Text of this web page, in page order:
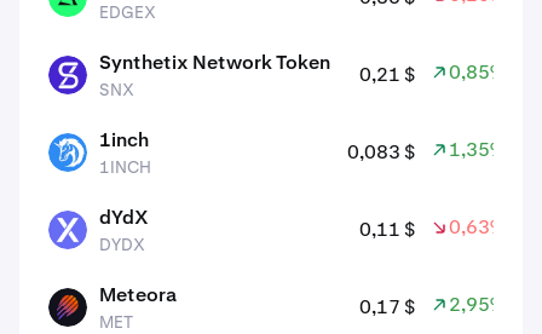
EDGEX
SNX Synthetix Network Token
SNX
0,21 $ 0,85%
1INCH 1inch
1INCH
0,083 $ 1,35%
DYDX dYdX
DYDX
0,11 $ 0,63%
MET Meteora
MET
0,17 $ 2,95%